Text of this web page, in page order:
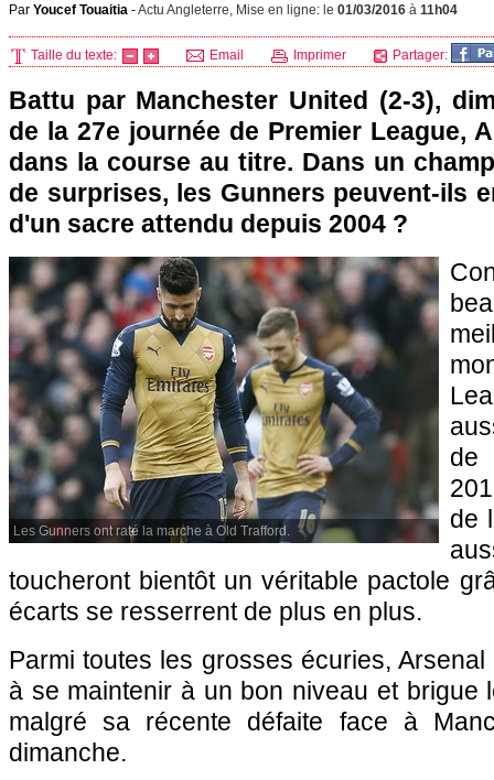
Par Youcef Touaitia -Actu Angleterre, Mise en ligne: le 01/03/2016 à 11h04
Taille du texte: Email Imprimer Partager:
Battu par Manchester United (2-3),
de la 27e journée de Premier League,
dans la course au titre. Dans un
de surprises, les Gunners peuvent-ils
d'un sacre attendu depuis 2004 ?
Les Gunners ont raté la marche à Old Trafford.
de
de
toucheront bientôt un véritable pactole
écarts se resserrent de plus en plus.
Parmi toutes les grosses écuries,
à se maintenir à un bon niveau et brigue
malgré sa récente défaite face à
dimanche.